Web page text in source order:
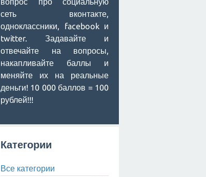
сеть вконтакте,
одноклассники, facebook и
twitter. Задавайте и
отвечайте на вопросы,
накапливайте баллы и
меняйте их на реальные
деньги! 10 000 баллов = 100
рублей!!!
Категории
Все категории